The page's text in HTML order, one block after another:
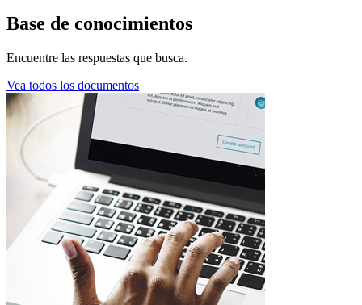
Base de conocimientos
Encuentre las respuestas que busca.
Vea todos los documentos